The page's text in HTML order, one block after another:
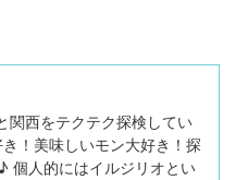
関西をテクテク探検してい
！美味しいモン大好き！探
個人的にはイルジリオとい